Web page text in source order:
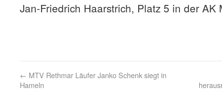
Jan-Friedrich Haarstrich, Platz 5 in der AK
← MTV Rethmar Läufer Janko Schenk siegt in
Hameln